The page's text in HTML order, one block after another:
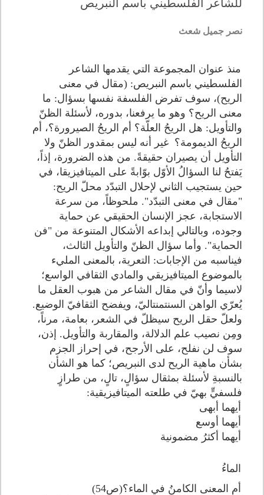
للشاعر الفلسطيني باسم النبريص
نصر جميل شعث
منذ عنوان المجموعة التي يقدمها الشاعر
الفلسطيني باسم النبريص: (مقال في معنى
الريح)، سوف تفرض الفلسفة نفسها بسؤال: ما
معنى الريح؟ وهو ما يرفعنا، بدوره، لأسئلة الظنّ
والتأويل: هل الريحُ العلّة؟ أم الريحُ الصيرورة؟، أم
الريحُ الديمومة؟ غير أنه ليس بمقدور الظنّ ولا
التأويل أن يصيران حقيقةً. من هذه الضرورة، إذاً،
يَفتحُ لنا السؤالُ الأوّل بوّابةً على الميتافيزيقا، في
حين يستجيب الثاني لإحلال التبدّد محلّ الريح:
"مقال في معنى التبدّد". ملحوظاً، من سرعة
الاستجابة، عجز الإنسان الحقيقي عن حماية
وجوده، وبالتالي إبداعه الأشكال المتنوعة من "فن
الحماية". وأما سؤال الظنّ والتأويل الثالث،
فيناسبه من الإجابات: التعرية، بالمعنى المليء
بالموضوع الميتافيزيقي والمادي الثقافي الواسع؛
لاسيما وأنّ في مقال الشاعر من هبوب العقل ما
يُعرّي الواهن السنتمنتاليّ، ويفضح الثقافيّ الوضيع.
ولعلّ حقل الريح سيظلّ في الشعر، بعامة، مرناً،
ومِن نصيب علم الدلالة، والمقاربة والتأويل. إذن،
سوف لن نفلح، على الأرجح، في إحراز الجزم
بشأن ماهية الريح لدى النبريص؛ كما هو الشأن
بالنسبةِ لأسئلة بمثقال سؤالٍ، تالٍ، من طرازٍ
فلسفيٍّ بهيّ في طلعته الميتافيزيقية:
أيهما أبهى
أيهما أوسع
أيهما أكثرُ مضمونية
الماءُ
أم المعنى الكامنُ في الماء؟(ص54)